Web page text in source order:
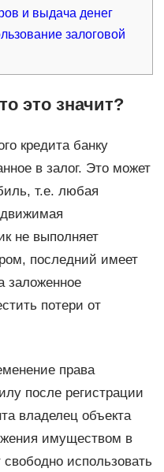
и выдача денег
залоговой
это значит?
кредита банку
в залог. Это может
т.е. любая
не выполняет
последний имеет
заложенное
потери от
права
после регистрации
владелец объекта
имуществом в
использовать